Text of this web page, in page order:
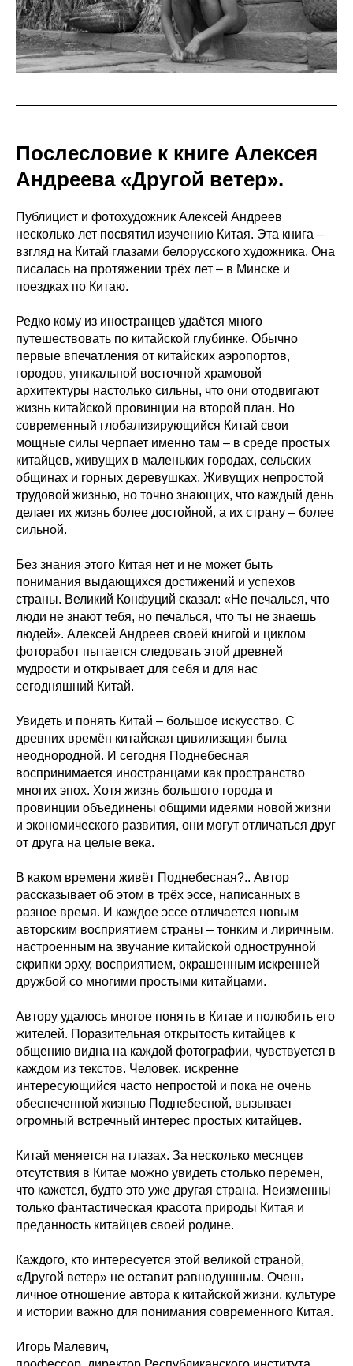
Послесловие к книге Алексея
Андреева «Другой ветер».
Публицист и фотохудожник Алексей Андреев
несколько лет посвятил изучению Китая. Эта книга –
взгляд на Китай глазами белорусского художника. Она
писалась на протяжении трёх лет – в Минске и
поездках по Китаю.
Редко кому из иностранцев удаётся много
путешествовать по китайской глубинке. Обычно
первые впечатления от китайских аэропортов,
городов, уникальной восточной храмовой
архитектуры настолько сильны, что они отодвигают
жизнь китайской провинции на второй план. Но
современный глобализирующийся Китай свои
мощные силы черпает именно там – в среде простых
китайцев, живущих в маленьких городах, сельских
общинах и горных деревушках. Живущих непростой
трудовой жизнью, но точно знающих, что каждый день
делает их жизнь более достойной, а их страну – более
сильной.
Без знания этого Китая нет и не может быть
понимания выдающихся достижений и успехов
страны. Великий Конфуций сказал: «Не печалься, что
люди не знают тебя, но печалься, что ты не знаешь
людей». Алексей Андреев своей книгой и циклом
фоторабот пытается следовать этой древней
мудрости и открывает для себя и для нас
сегодняшний Китай.
Увидеть и понять Китай – большое искусство. С
древних времён китайская цивилизация была
неоднородной. И сегодня Поднебесная
воспринимается иностранцами как пространство
многих эпох. Хотя жизнь большого города и
провинции объединены общими идеями новой жизни
и экономического развития, они могут отличаться друг
от друга на целые века.
В каком времени живёт Поднебесная?.. Автор
рассказывает об этом в трёх эссе, написанных в
разное время. И каждое эссе отличается новым
авторским восприятием страны – тонким и лиричным,
настроенным на звучание китайской однострунной
скрипки эрху, восприятием, окрашенным искренней
дружбой со многими простыми китайцами.
Автору удалось многое понять в Китае и полюбить его
жителей. Поразительная открытость китайцев к
общению видна на каждой фотографии, чувствуется в
каждом из текстов. Человек, искренне
интересующийся часто непростой и пока не очень
обеспеченной жизнью Поднебесной, вызывает
огромный встречный интерес простых китайцев.
Китай меняется на глазах. За несколько месяцев
отсутствия в Китае можно увидеть столько перемен,
что кажется, будто это уже другая страна. Неизменны
только фантастическая красота природы Китая и
преданность китайцев своей родине.
Каждого, кто интересуется этой великой страной,
«Другой ветер» не оставит равнодушным. Очень
личное отношение автора к китайской жизни, культуре
и истории важно для понимания современного Китая.
Игорь Малевич,